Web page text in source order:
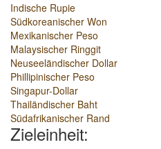
Indische Rupie
Südkoreanischer Won
Mexikanischer Peso
Malaysischer Ringgit
Neuseeländischer Dollar
Phillipinischer Peso
Singapur-Dollar
Thailändischer Baht
Südafrikanischer Rand
Zieleinheit: